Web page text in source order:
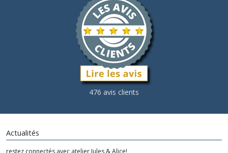
476 avis clients
Actualités